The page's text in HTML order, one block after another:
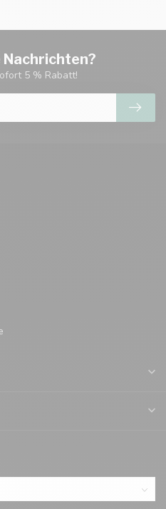
Nachrichten?
5 % Rabatt!